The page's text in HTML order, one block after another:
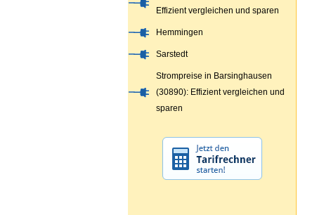
Effizient vergleichen und sparen
Hemmingen
Sarstedt
Strompreise in Barsinghausen
(30890): Effizient vergleichen und
sparen